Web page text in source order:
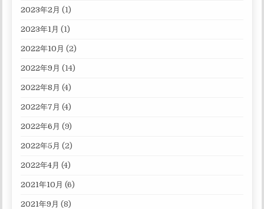
2023年2月 (1)
2023年1月 (1)
2022年10月 (2)
2022年9月 (14)
2022年8月 (4)
2022年7月 (4)
2022年6月 (9)
2022年5月 (2)
2022年4月 (4)
2021年10月 (6)
2021年9月 (8)